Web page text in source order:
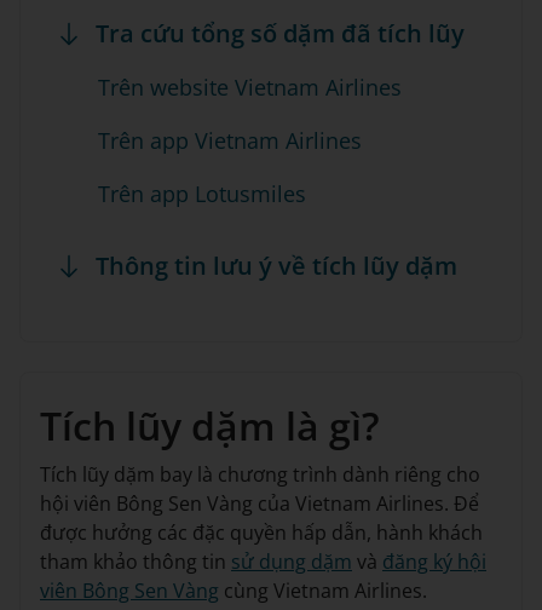
Tra cứu tổng số dặm đã tích lũy
Trên website Vietnam Airlines
Trên app Vietnam Airlines
Trên app Lotusmiles
Thông tin lưu ý về tích lũy dặm
Tích lũy dặm là gì?
Tích lũy dặm bay là chương trình dành riêng cho
hội viên Bông Sen Vàng của Vietnam Airlines. Để
được hưởng các đặc quyền hấp dẫn, hành khách
tham khảo thông tin sử dụng dặm và đăng ký hội
viên Bông Sen Vàng cùng Vietnam Airlines.